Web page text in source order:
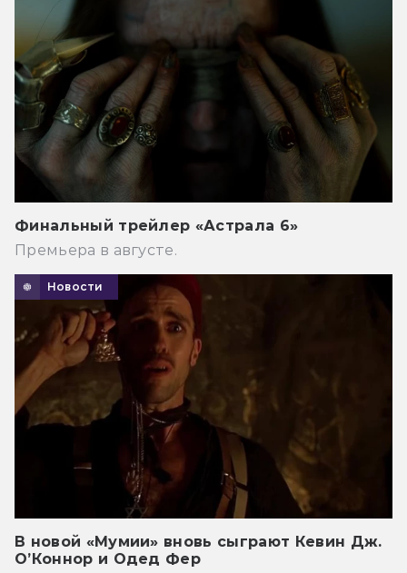
Финальный трейлер «Астрала 6»
Премьера в августе.
Новости
В новой «Мумии» вновь сыграют Кевин Дж.
О’Коннор и Одед Фер